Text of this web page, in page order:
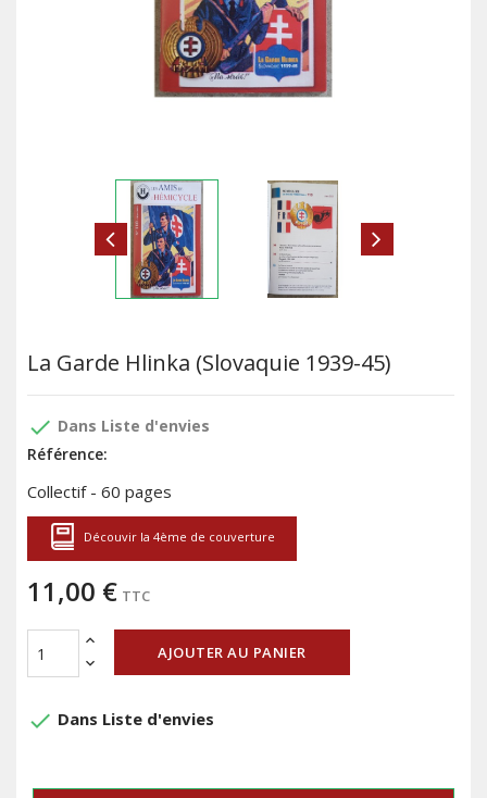
La Garde Hlinka (Slovaquie 1939-45)
done Dans Liste d'envies
Référence:
Collectif - 60 pages
Découvir la 4ème de couverture
11,00 € TTC
AJOUTER AU PANIER
done Dans Liste d'envies